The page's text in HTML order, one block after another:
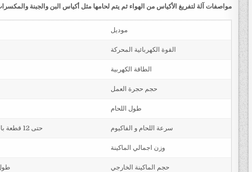
مواصفات آلة لتفريغ الأكياس من الهواء ثم يتم لحامها مثل أكياس البن والجبنة والمكسرات موديل 601 ماركة
موديل
القوة الكهربائية المحركة
الطاقة الكهربية
حجم حجرة العمل
طول اللحام
سرعة اللحام و الفاكيوم حتى 12 قطعة بالدقيقة اى 720 بالساعة او حسب حجم القطعة
وزن اجمالي الماكينة
حجم الماكينة الخارجي طول 60 سم في عرض 56 سم في